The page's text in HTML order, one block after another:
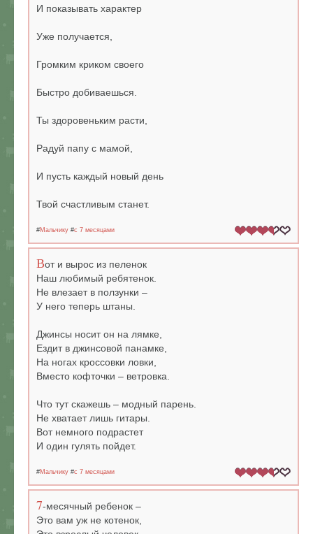
И показывать характер
Уже получается,
Громким криком своего
Быстро добиваешься.
Ты здоровеньким расти,
Радуй папу с мамой,
И пусть каждый новый день
Твой счастливым станет.
#Мальчику #c 7 месяцами
Вот и вырос из пеленок
Наш любимый ребятенок.
Не влезает в ползунки –
У него теперь штаны.
Джинсы носит он на лямке,
Ездит в джинсовой панамке,
На ногах кроссовки ловки,
Вместо кофточки – ветровка.
Что тут скажешь – модный парень.
Не хватает лишь гитары.
Вот немного подрастет
И один гулять пойдет.
#Мальчику #c 7 месяцами
7-месячный ребенок –
Это вам уж не котенок,